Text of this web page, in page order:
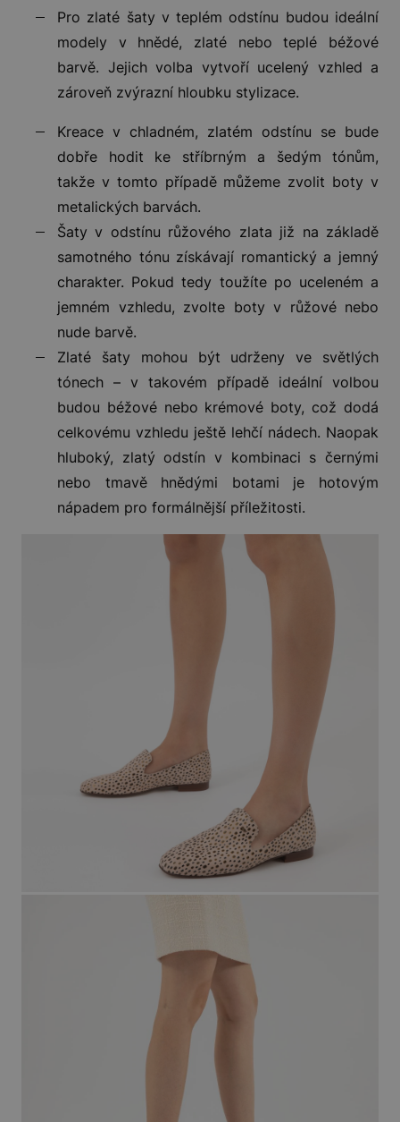
Pro zlaté šaty v teplém odstínu budou ideální
modely v hnědé, zlaté nebo teplé béžové
barvě. Jejich volba vytvoří ucelený vzhled a
zároveň zvýrazní hloubku stylizace.
Kreace v chladném, zlatém odstínu se bude
dobře hodit ke stříbrným a šedým tónům,
takže v tomto případě můžeme zvolit boty v
metalických barvách.
Šaty v odstínu růžového zlata již na základě
samotného tónu získávají romantický a jemný
charakter. Pokud tedy toužíte po uceleném a
jemném vzhledu, zvolte boty v růžové nebo
nude barvě.
Zlaté šaty mohou být udrženy ve světlých
tónech – v takovém případě ideální volbou
budou béžové nebo krémové boty, což dodá
celkovému vzhledu ještě lehčí nádech. Naopak
hluboký, zlatý odstín v kombinaci s černými
nebo tmavě hnědými botami je hotovým
nápadem pro formálnější příležitosti.